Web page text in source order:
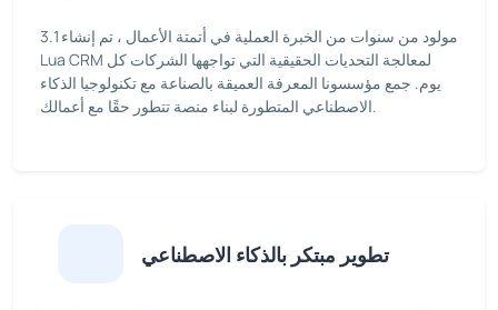
3.1 مولود من سنوات من الخبرة العملية في أتمتة الأعمال ، تم إنشاء
Lua CRM لمعالجة التحديات الحقيقية التي تواجهها الشركات كل
يوم. جمع مؤسسونا المعرفة العميقة بالصناعة مع تكنولوجيا الذكاء
الاصطناعي المتطورة لبناء منصة تتطور حقًا مع أعمالك.
تطوير مبتكر بالذكاء الاصطناعي